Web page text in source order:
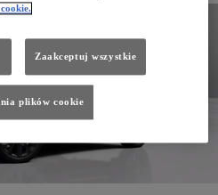
Zaakceptuj wszystkie
plików cookie